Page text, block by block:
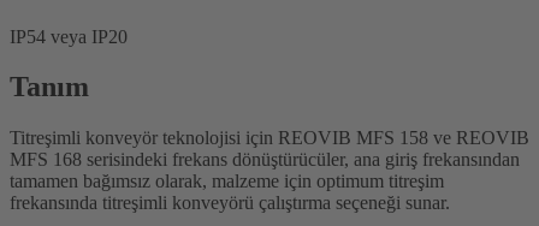
IP54 veya IP20
Tanım
Titreşimli konveyör teknolojisi için REOVIB MFS 158 ve REOVIB
MFS 168 serisindeki frekans dönüştürücüler, ana giriş frekansından
tamamen bağımsız olarak, malzeme için optimum titreşim
frekansında titreşimli konveyörü çalıştırma seçeneği sunar.